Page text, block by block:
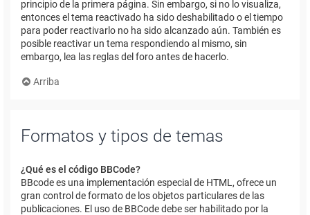
principio de la primera página. Sin embargo, si no lo visualiza,
entonces el tema reactivado ha sido deshabilitado o el tiempo
para poder reactivarlo no ha sido alcanzado aún. También es
posible reactivar un tema respondiendo al mismo, sin
embargo, lea las reglas del foro antes de hacerlo.
Arriba
Formatos y tipos de temas
¿Qué es el código BBCode?
BBcode es una implementación especial de HTML, ofrece un
gran control de formato de los objetos particulares de las
publicaciones. El uso de BBCode debe ser habilitado por la